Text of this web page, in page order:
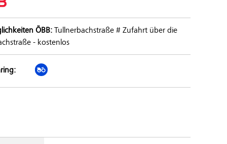
ÖBB:Tullnerbachstraße # Zufahrt über die
- kostenlos